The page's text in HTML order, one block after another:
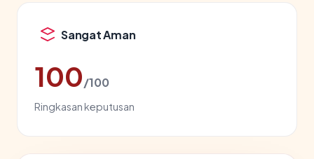
Sangat Aman
100/100
Ringkasan keputusan